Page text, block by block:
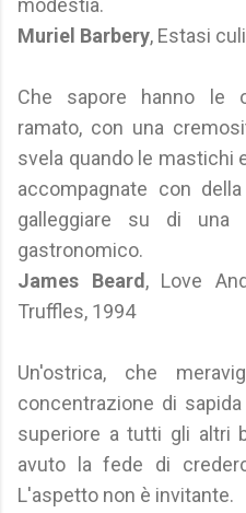
modestia.
Muriel Barbery, Estasi
Che sapore hanno le
ramato, con una
svela quando le mastichi
accompagnate con
galleggiare su di una
gastronomico.
James Beard , Love
Truffles, 1994
Un'ostrica, che
concentrazione di
superiore a tutti gli altri
avuto la fede di
L'aspetto non è invitante.